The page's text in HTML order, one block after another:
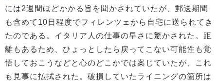
には2週間ほどかかる旨を聞かされていたが、郵送期間
も含めて10日程度でフィレンツェから自宅に送られてき
たのである。イタリア人の仕事の早さに驚かされた。距
離もあるため、ひょっとしたら戻ってこない可能性も覚
悟しておこうなどと心のどこかでは案じていたが、これ
も見事に払拭された。破損していたライニングの箇所は